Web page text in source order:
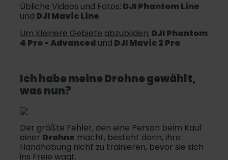
Übliche Videos und Fotos: DJI Phantom Line
und DJI Mavic Line
Um kleinere Gebiete abzubilden: DJI Phantom
4 Pro - Advanced und DJI Mavic 2 Pro
Ich habe meineDrohnegewählt,
was nun?
Der größte Fehler, den eine Person beim Kauf
einer Drohne macht, besteht darin, ihre
Handhabung nicht zu trainieren, bevor sie sich
ins Freie wagt.